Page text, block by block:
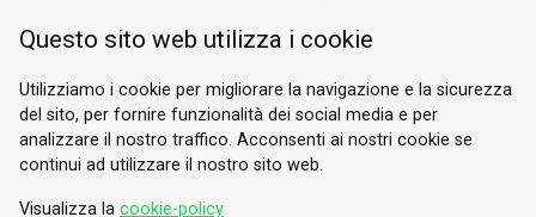
PRIVACY POLICY
© 2026 Valle di Susa
Tesori di Arte e Cultura Alpina
Tel.
Questo sito web utilizza i cookie
Utilizziamo i cookie per migliorare la navigazione e la sicurezza
del sito, per fornire funzionalità dei social media e per
analizzare il nostro traffico. Acconsenti ai nostri cookie se
continui ad utilizzare il nostro sito web.
Visualizza la cookie-policy